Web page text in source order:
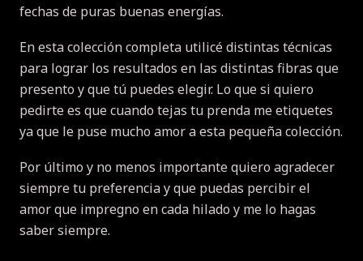
fechas de puras buenas energías.
En esta colección completa utilicé distintas técnicas
para lograr los resultados en las distintas fibras que
presento y que tú puedes elegir. Lo que si quiero
pedirte es que cuando tejas tu prenda me etiquetes
ya que le puse mucho amor a esta pequeña colección.
Por último y no menos importante quiero agradecer
siempre tu preferencia y que puedas percibir el
amor que impregno en cada hilado y me lo hagas
saber siempre.